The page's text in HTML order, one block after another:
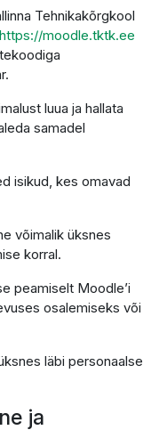
Tehnikakõrgkool
https://moodle.tktk.ee
luua ja hallata
samadel
isikud, kes omavad
võimalik üksnes
korral.
peamiselt Moodle’i
osalemiseks või
läbi personaalse
ja